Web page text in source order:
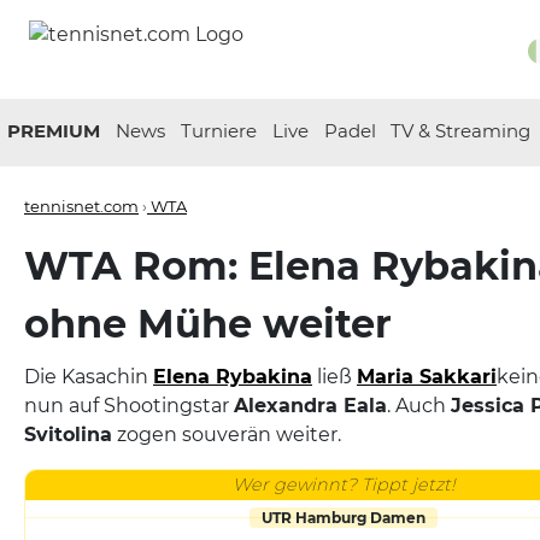
PREMIUM News Turniere Live Padel TV & Streaming
tennisnet.com › WTA
WTA Rom: Elena
ohne Mühe weiter
Die Kasachin Elena Rybakina ließ Maria Sakkari
nun auf Shootingstar Alexandra Eala. Auch Jessica
Svitolina zogen souverän weiter.
Wer gewinnt? Tippt jetzt!
UTR Hamburg Damen